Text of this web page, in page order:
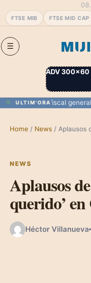
FTSE MIB FTSE MID CAP
ADV 300×60
ULTIM'ORA
como fiscal general de
Home / News / Aplausos
NEWS
Aplausos
querido’
Héctor Villanueva